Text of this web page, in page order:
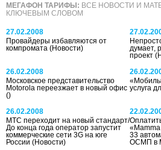
МЕГАФОН ТАРИФЫ: ВСЕ НОВОСТИ И
КЛЮЧЕВЫМ СЛОВОМ
27.02.2008
Провайдеры избавляются от
компромата (Новости)
думает,
проект
26.02.2008
Московское представительство
Motorola переезжает в новый офис
()
услуга
26.02.2008
МТС переходит на новый стандарт/
До конца года оператор запустит
коммерческие сети 3G на юге
России (Новости)
33
ОСМП в